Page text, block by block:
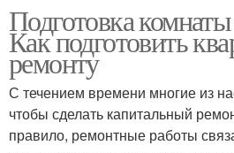
Подготовка
Как подготовить
ремонту
С течением времени многие из
чтобы сделать капитальный
правило, ремонтные работы